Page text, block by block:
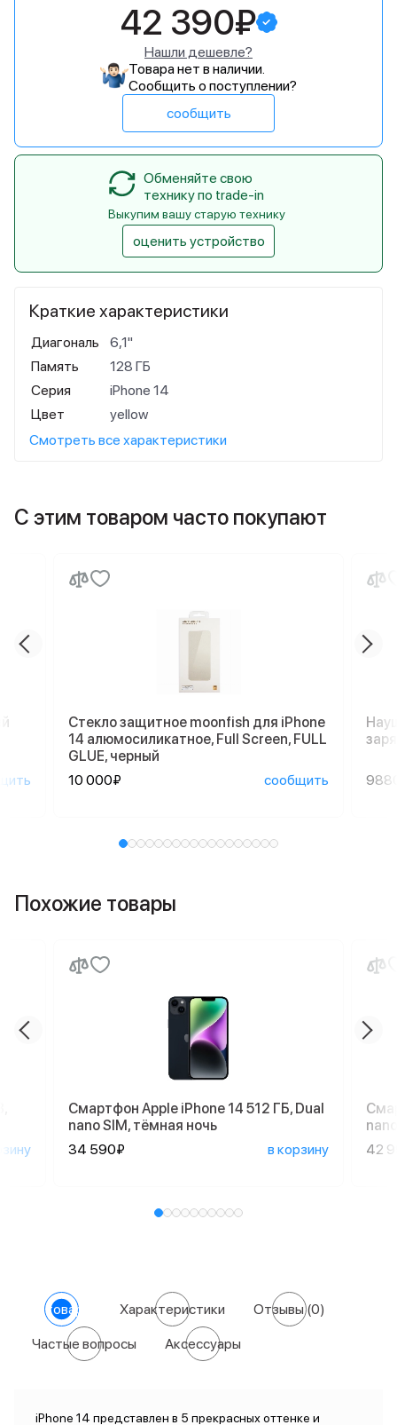
Краткие характеристики
Диагональ
6,1"
Память
128 ГБ
Серия
iPhone 14
Цвет
yellow
Смотреть все характеристики
42 390₽
Нашли дешевле?
Товара нет в наличии.
Сообщить о поступлении?
сообщить
Обменяйте свою
технику по trade-in
Выкупим вашу старую технику
оценить устройство
С этим товаром часто покупают
Стекло защитное moonfish для iPhone
14 алюмосиликатное, Full Screen, FULL
GLUE, черный
10 000₽
сообщить
Похожие товары
Смартфон Apple iPhone 14 512 ГБ, Dual
nano SIM, тёмная ночь
34 590₽
в корзину
42
О товаре Характеристики Отзывы(0)
Частые вопросы Аксессуары
iPhone 14 представлен в 5 прекрасных оттенке и